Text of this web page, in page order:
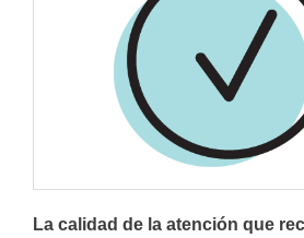
La calidad de la atención que